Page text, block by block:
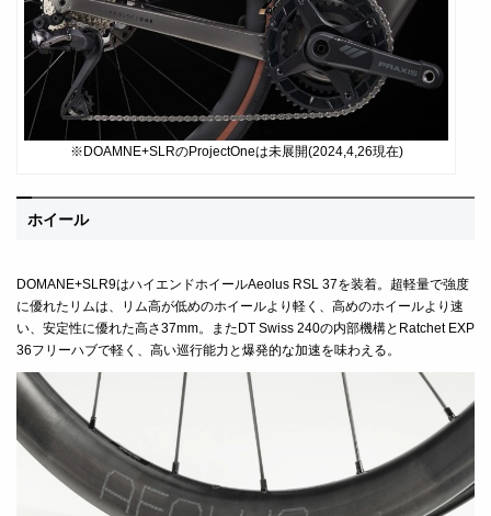
※DOAMNE+SLRのProjectOneは未展開(2024,4,26現在)
ホイール
DOMANE+SLR9はハイエンドホイールAeolus RSL 37を装着。超軽量で強度
に優れたリムは、リム高が低めのホイールより軽く、高めのホイールより速
い、安定性に優れた高さ37mm。またDT Swiss 240の内部機構とRatchet EXP
36フリーハブで軽く、高い巡行能力と爆発的な加速を味わえる。